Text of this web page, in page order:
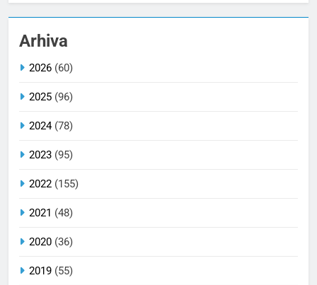
Arhiva
2026 (60)
2025 (96)
2024(78)
2023 (95)
2022 (155)
2021 (48)
2020 (36)
2019 (55)